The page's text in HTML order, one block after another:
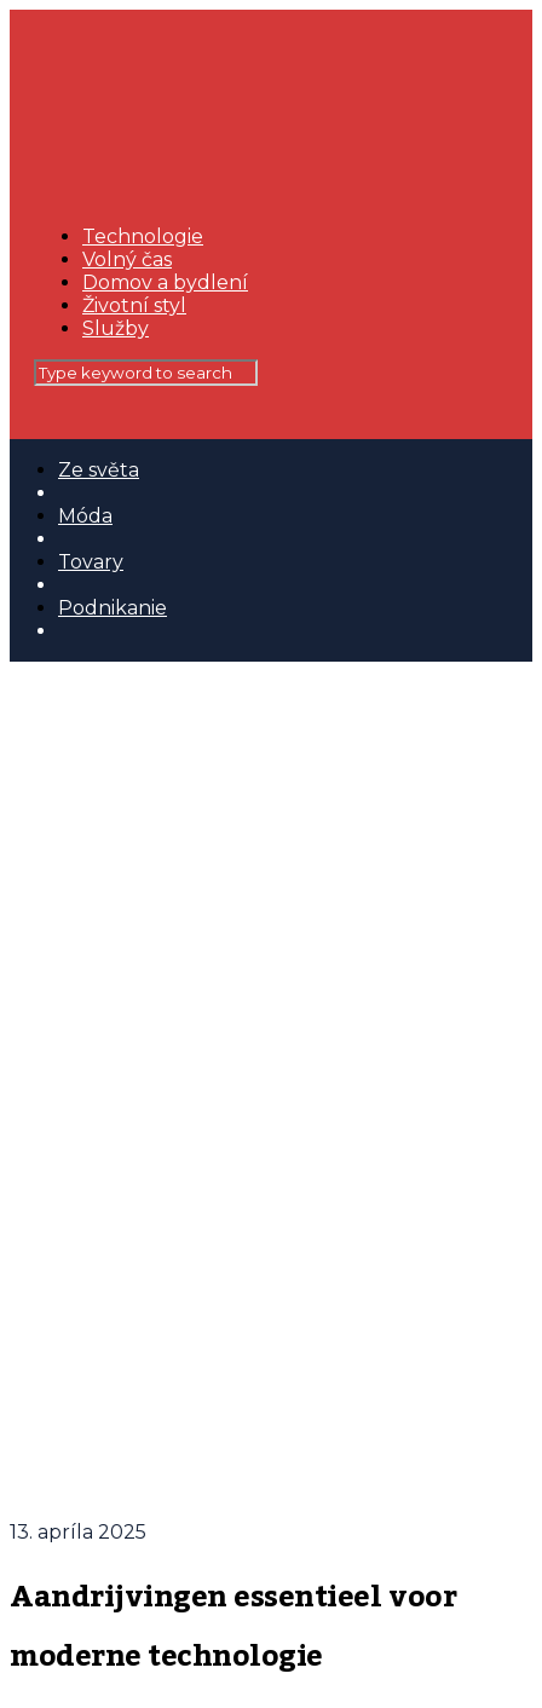
Technologie
Volný čas
Domov a bydlení
Životní styl
Služby
Ze světa
Móda
Tovary
Podnikanie
13. apríla 2025
Aandrijvingen essentieel voor
moderne technologie